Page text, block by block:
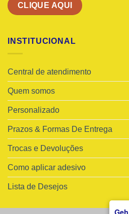
Geh
CLIQUE AQUI
INSTITUCIONAL
Central de atendimento
Quem somos
Personalizado
Prazos & Formas De Entrega
Trocas e Devoluções
Como aplicar adesivo
Lista de Desejos